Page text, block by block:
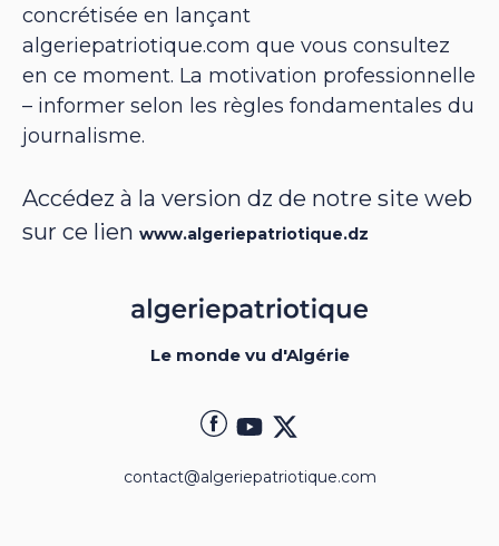
concrétisée en lançant
algeriepatriotique.com que vous consultez
en ce moment. La motivation professionnelle
– informer selon les règles fondamentales du
journalisme.
Accédez à la version dz de notre site web
sur ce lien www.algeriepatriotique.dz
Le monde vu d'Algérie
contact@algeriepatriotique.com